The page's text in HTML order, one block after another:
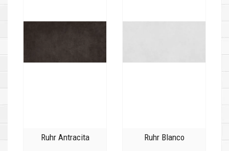
Ruhr Antracita Ruhr Blanco